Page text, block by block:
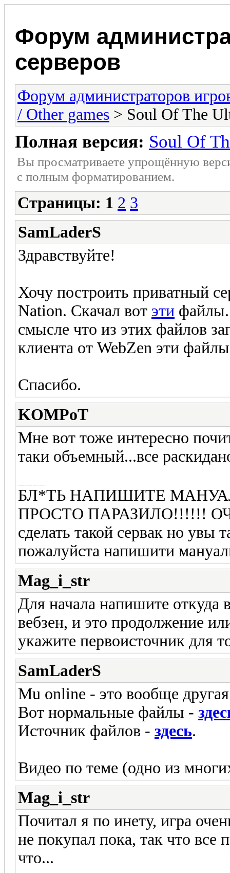
Форум
серверов
Форум администраторов
/ Other games > Soul Of The
Полная версия: Soul Of
Вы просматриваете упрощённую
с полным форматированием.
Страницы: 1 2 3
SamLaderS
Здравствуйте!
Хочу построить приватный
Nation. Скачал вот эти файлы.
смысле что из этих файлов
клиента от WebZen эти
Спасибо.
KOMPoT
Мне вот тоже интересно
таки объемный...все
Добавлено через 20 часов 33 минуты
БЛ*ТЬ НАПИШИТЕ
ПРОСТО ПАРАЗИЛО!!!!!!
сделать такой сервак но увы
пожалуйста напишити
Mag_i_str
Для начала напишите откуда
вебзен, и это продолжение
укажите первоисточник для
SamLaderS
Mu online - это вообще
Вот нормальные файлы -
Источник файлов - здесь.
Видео по теме (одно из
Mag_i_str
Почитал я по инету, игра
не покупал пока, так что все
что...